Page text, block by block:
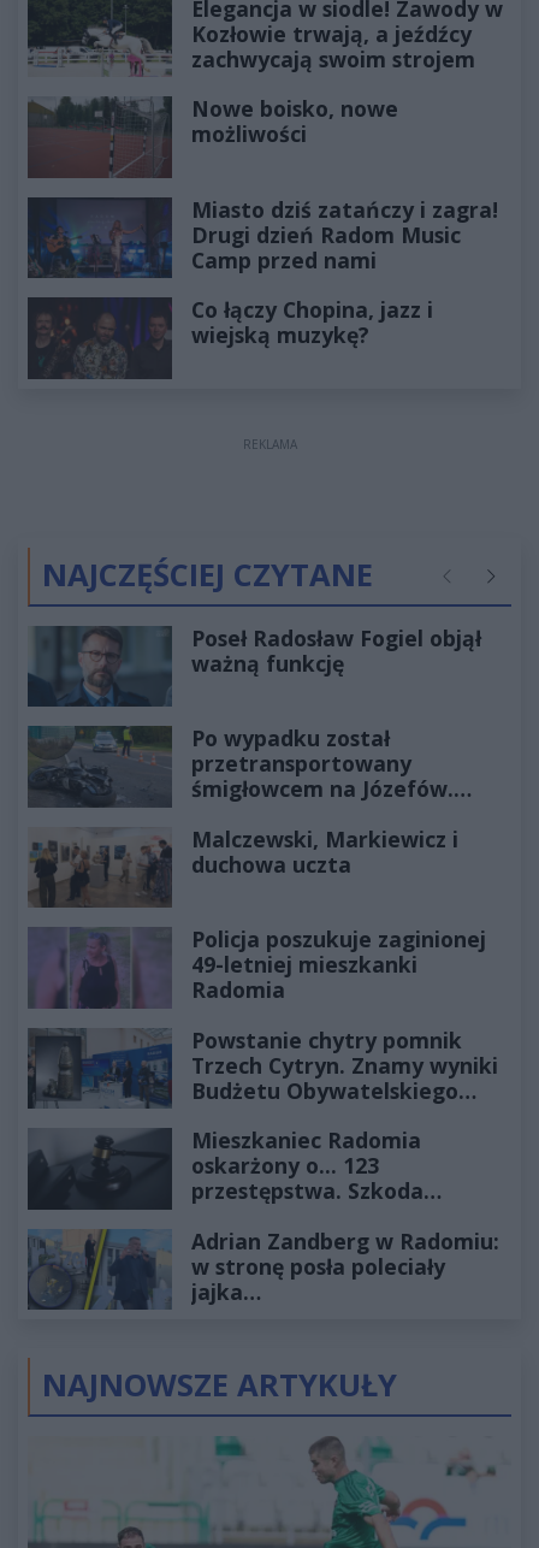
Elegancja w siodle! Zawody w
Kozłowie trwają, a jeźdźcy
zachwycają swoim strojem
Nowe boisko, nowe
możliwości
Miasto dziś zatańczy i zagra!
Drugi dzień Radom Music
Camp przed nami
Co łączy Chopina, jazz i
wiejską muzykę?
REKLAMA
NAJCZĘŚCIEJ CZYTANE Poprzednie
Poseł Radosław Fogiel objął
ważną funkcję
Po wypadku został
przetransportowany
śmigłowcem na Józefów.
Malczewski, Markiewicz i
duchowa uczta
Policja poszukuje zaginionej
49-letniej mieszkanki
Radomia
Powstanie chytry pomnik
Trzech Cytryn. Znamy wyniki
Budżetu Obywatelskiego
Mieszkaniec Radomia
oskarżony o... 123
przestępstwa. Szkoda
złotych
Adrian Zandberg w Radomiu:
w stronę posła poleciały
jajka…
NAJNOWSZE ARTYKUŁY